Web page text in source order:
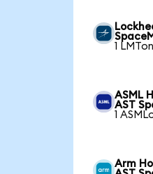
1
ASML
AST
1
Arm